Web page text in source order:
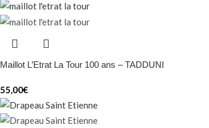
Maillot L’Etrat La Tour 100 ans – TADDUNI
55,00€